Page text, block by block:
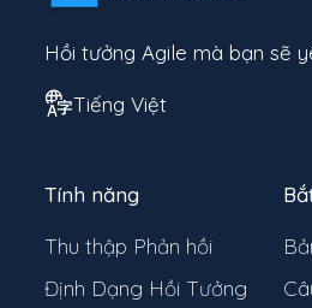
Hồi tưởng Agile mà bạn sẽ
Tiếng Việt
Tính năng
Thu thập Phản hồi
Định Dạng Hồi Tưởng